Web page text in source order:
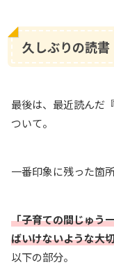
久しぶりの読書
最後は、最近読んだ
ついて。
一番印象に残った箇
「子育ての間じゅう
ばいけないような大
以下の部分。